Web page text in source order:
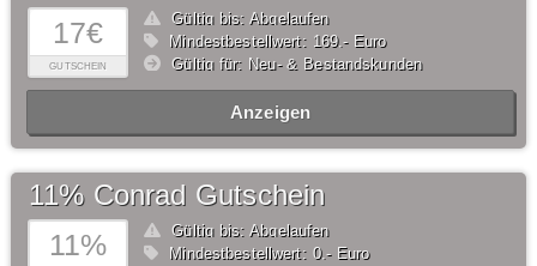
17€
GUTSCHEIN
Gültig bis: Abgelaufen
Mindestbestellwert: 169,- Euro
Gültig für: Neu- & Bestandskunden
Anzeigen
11%
11% Conrad Gutschein
Gültig bis: Abgelaufen
Mindestbestellwert: 0,- Euro